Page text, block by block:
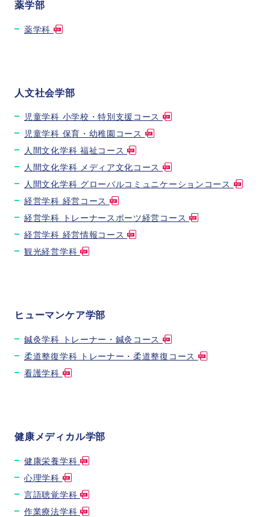
薬学部
薬学科
人文社会学部
児童学科 小学校・特別支援コース
児童学科 保育・幼稚園コース
人間文化学科 福祉コース
人間文化学科 メディア文化コース
人間文化学科 グローバルコミュニケーションコース
経営学科 経営コース
経営学科 トレーナースポーツ経営コース
経営学科 経営情報コース
観光経営学科
ヒューマンケア学部
鍼灸学科 トレーナー・鍼灸コース
柔道整復学科 トレーナー・柔道整復コース
看護学科
健康メディカル学部
健康栄養学科
心理学科
言語聴覚学科
作業療法学科